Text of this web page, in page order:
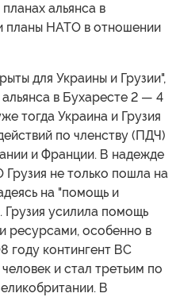
альянса в
планы НАТО в отношении
для Украины и Грузии",
в Бухаресте 2 — 4
тогда Украина и Грузия
по членству (ПДЧ)
и Франции. В надежде
не только пошла на
на "помощь и
Грузия усилила помощь
ресурсами, особенно в
году контингент ВС
и стал третьим по
В